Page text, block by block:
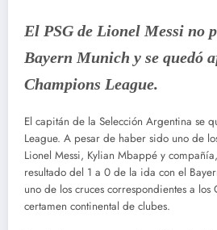
El PSG de Lionel Messi no
Bayern Munich y se quedó
Champions League.
El capitán de la Selección Argentina se
League. A pesar de haber sido uno de
Lionel Messi, Kylian Mbappé y
resultado del 1 a 0 de la ida con el
uno de los cruces correspondientes a los
certamen continental de clubes.